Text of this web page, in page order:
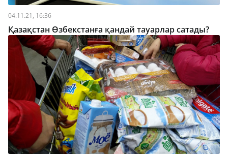
04.11.21, 16:36
Қазақстан Өзбекстанға қандай тауарлар сатады?